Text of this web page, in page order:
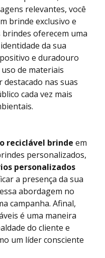
relevantes, você
brinde exclusivo e
brindes oferecem uma
da sua
e duradouro
de materiais
destacado nas suas
cada vez mais
reciclável brinde em
personalizados,
personalizados
a presença da sua
abordagem no
campanha. Afinal,
é uma maneira
do cliente e
um líder consciente